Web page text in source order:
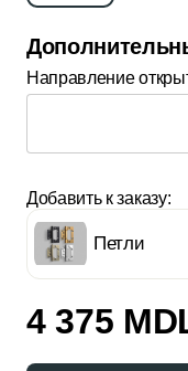
Направление
Добавить к заказу:
Петли
4 375